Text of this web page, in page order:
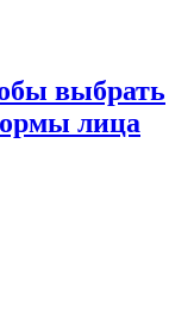
выбрать
лица